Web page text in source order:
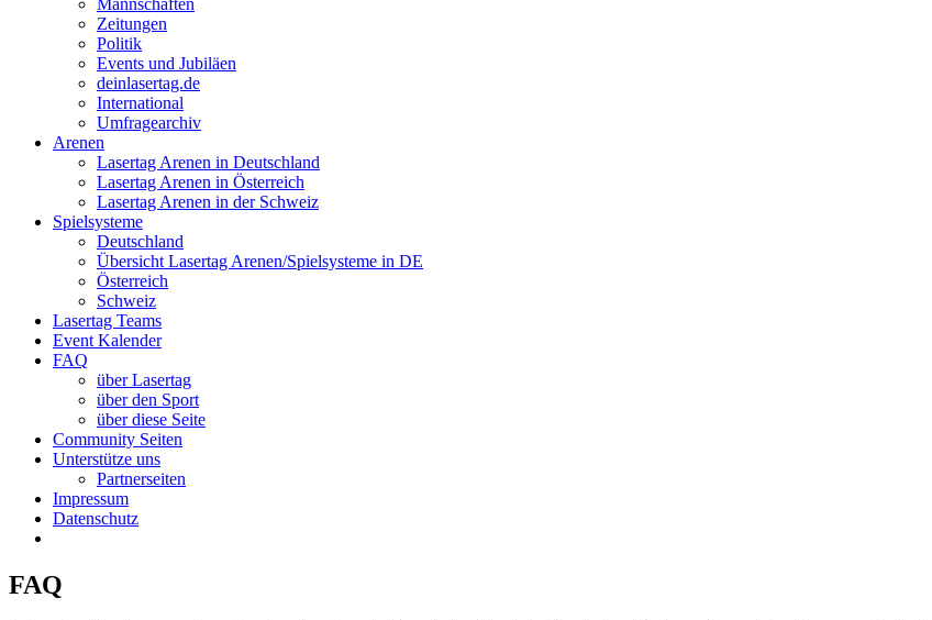
Mannschaften
Zeitungen
Politik
Events und Jubiläen
deinlasertag.de
International
Umfragearchiv
Arenen
Lasertag Arenen in Deutschland
Lasertag Arenen in Österreich
Lasertag Arenen in der Schweiz
Spielsysteme
Deutschland
Übersicht Lasertag Arenen/Spielsysteme in DE
Österreich
Schweiz
Lasertag Teams
Event Kalender
FAQ
über Lasertag
über den Sport
über diese Seite
Community Seiten
Unterstütze uns
Partnerseiten
Impressum
Datenschutz
FAQ